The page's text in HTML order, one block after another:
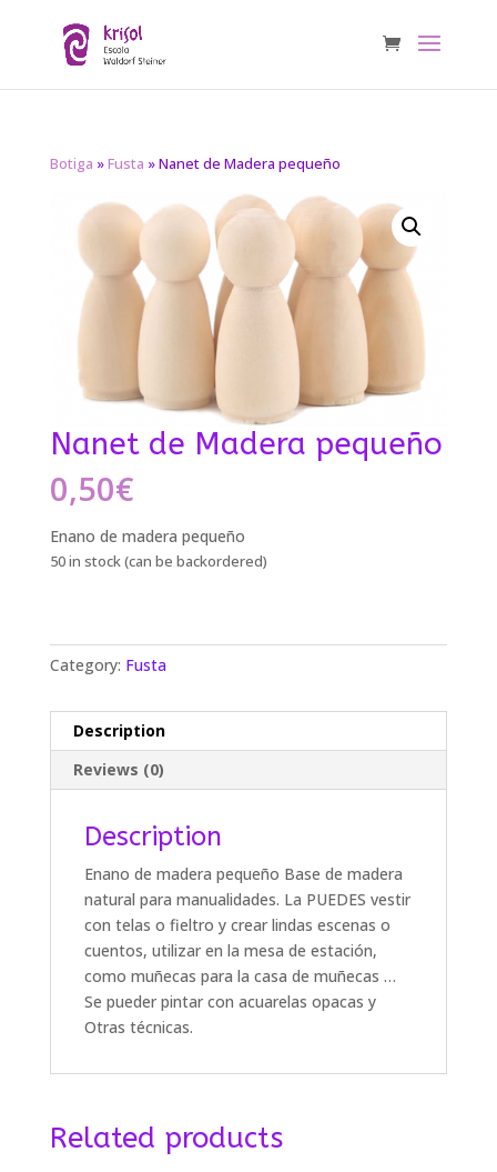
Botiga »Fusta » Nanet de Madera pequeño
Nanet de Madera pequeño
0,50€
Enano de madera pequeño
50 in stock (can be backordered)
Category: Fusta
Description
Reviews (0)
Description
Enano de madera pequeño Base de madera
natural para manualidades. La PUEDES vestir
con telas o fieltro y crear lindas escenas o
cuentos, utilizar en la mesa de estación,
como muñecas para la casa de muñecas …
Se pueder pintar con acuarelas opacas y
Otras técnicas.
Related products